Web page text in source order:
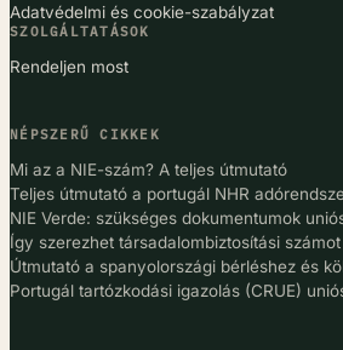
Adatvédelmi és cookie-szabályzat
SZOLGÁLTATÁSOK
Rendeljen most
NÉPSZERŰ CIKKEK
Mi az a NIE-szám? A teljes útmutató
Teljes útmutató a portugál NHR
NIE Verde: szükséges dokumentumok
Így szerezhet társadalombiztosítási
Útmutató a spanyolországi bérléshez és
Portugál tartózkodási igazolás (CRUE)